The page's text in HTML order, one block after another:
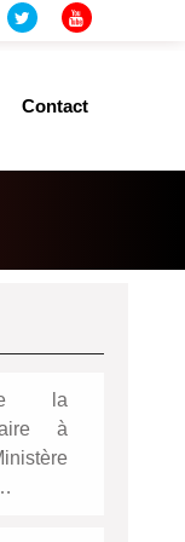
Contact
la
à